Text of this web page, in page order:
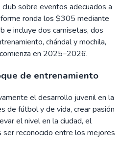
sobre eventos adecuados a
ronda los $305 mediante
e incluye dos camisetas, dos
chándal y mochila,
en 2025–2026.
de entrenamiento
el desarrollo juvenil en la
de fútbol y de vida, crear pasión
el nivel en la ciudad, el
reconocido entre los mejores